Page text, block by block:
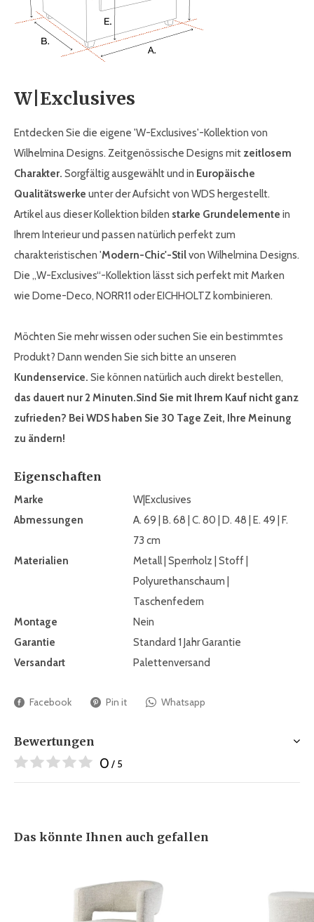
W|Exclusives
Entdecken Sie die eigene 'W-Exclusives'-Kollektion von
Wilhelmina Designs. Zeitgenössische Designs mit zeitlosem
Charakter. Sorgfältig ausgewählt und in Europäische
Qualitätswerke unter der Aufsicht von WDS hergestellt.
Artikel aus dieser Kollektion bilden starke Grundelemente in
Ihrem Interieur und passen natürlich perfekt zum
charakteristischen 'Modern-Chic'-Stilvon Wilhelmina Designs.
Die „W-Exclusives“-Kollektion lässt sich perfekt mit Marken
wie Dome-Deco, NORR11 oder EICHHOLTZ kombinieren.
Möchten Sie mehr wissen oder suchen Sie ein bestimmtes
Produkt? Dann wenden Sie sich bitte an unseren
Kundenservice. Sie können natürlich auch direkt bestellen,
das dauert nur 2 Minuten.Sind Sie mit Ihrem Kauf nicht ganz
zufrieden? Bei WDS haben Sie 30 Tage Zeit, Ihre Meinung
zu ändern!
Eigenschaften
Marke
W|Exclusives
Abmessungen
A. 69 | B. 68 | C. 80 | D. 48 | E. 49 | F.
73 cm
Materialien
Metall | Sperrholz | Stoff |
Polyurethanschaum |
Taschenfedern
Montage
Nein
Garantie
Standard 1 Jahr Garantie
Versandart
Palettenversand
Facebook Pin it Whatsapp
Bewertungen
0 / 5
Das könnte Ihnen auch gefallen